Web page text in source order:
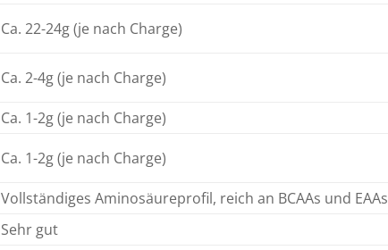
Ca. 22-24g (je nach Charge)
Ca. 2-4g (je nach Charge)
Ca. 1-2g (je nach Charge)
Ca. 1-2g (je nach Charge)
Vollständiges Aminosäureprofil, reich an BCAAs und EAAs
Sehr gut